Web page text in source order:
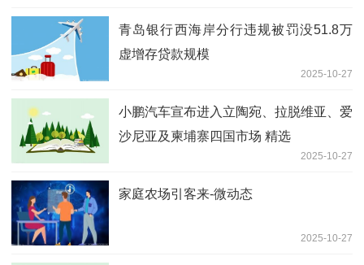
青岛银行西海岸分行违规被罚没51.8万
虚增存贷款规模
2025-10-27
小鹏汽车宣布进入立陶宛、拉脱维亚、爱
沙尼亚及柬埔寨四国市场 精选
2025-10-27
家庭农场引客来-微动态
2025-10-27